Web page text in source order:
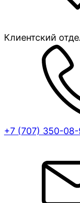
Клиентский
+7 (707) 350-08-